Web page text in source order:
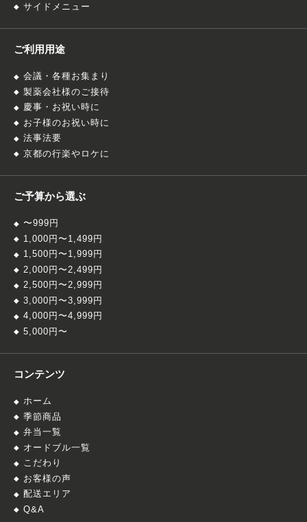
サイドメニュー
ご利用用途
会議・各種お集まり
製薬会社様のご接待
慶事・お祝い時に
お子様のお祝い時に
法事法要
京都の行楽やロケに
ご予算から選ぶ
〜999円
1,000円〜1,499円
1,500円〜1,999円
2,000円〜2,499円
2,500円〜2,999円
3,000円〜3,999円
4,000円〜4,999円
5,000円〜
コンテンツ
ホーム
季節商品
弁当一覧
オードブル一覧
こだわり
お客様の声
配送エリア
Q&A